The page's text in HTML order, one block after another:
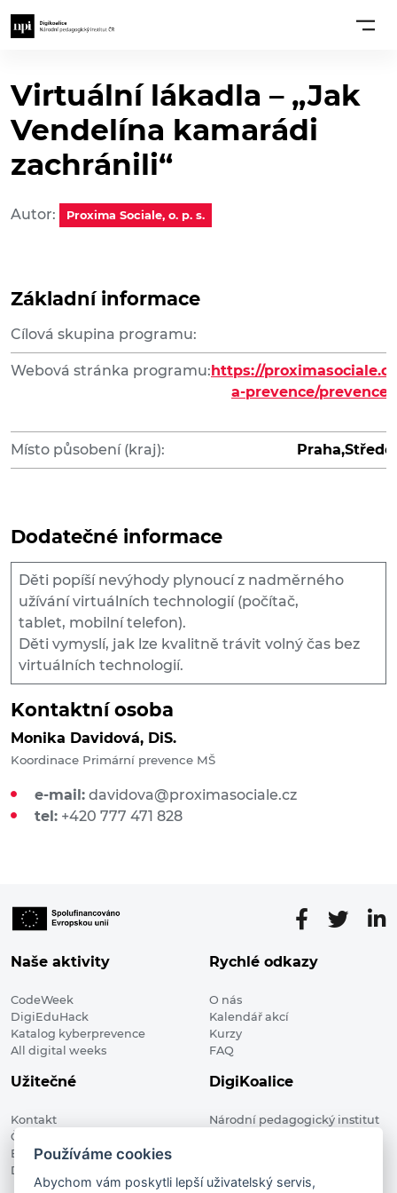
Virtuální lákadla – „Jak
Vendelína kamarádi
zachránili“
Autor: Proxima Sociale, o. p. s.
Základní informace
Cílová skupina programu:
Webová stránka programu: https://
a-prevence/
Místo působení (kraj):
Dodatečné informace
Děti popíší nevýhody plynoucí z nadměrného
užívání virtuálních technologií (počítač,
tablet, mobilní telefon).
Děti vymyslí, jak lze kvalitně trávit volný čas bez
virtuálních technologií.
Kontaktní osoba
Monika Davidová, DiS.
Koordinace Primární prevence MŠ
e-mail: davidova@proximasociale.cz
tel: +420 777 471 828
Naše aktivity
CodeWeek
DigiEduHack
Katalog kyberprevence
All digital weeks
Rychlé odkazy
O nás
Kalendář akcí
Kurzy
FAQ
Užitečné
Kontakt
Členské organizace
Blog
Digitalizace ve vzdělávání
DigiKoalice
Národní pedagogický institut
Používáme cookies
Abychom vám poskytli lepší uživatelský servis,